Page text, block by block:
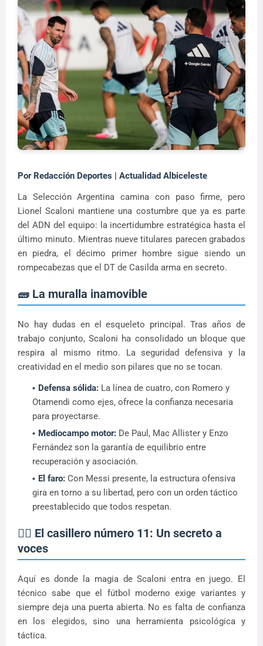
Por Redacción Deportes | Actualidad Albiceleste
La Selección Argentina camina con paso firme, pero
Lionel Scaloni mantiene una costumbre que ya es parte
del ADN del equipo: la incertidumbre estratégica hasta el
último minuto. Mientras nueve titulares parecen grabados
en piedra, el décimo primer hombre sigue siendo un
rompecabezas que el DT de Casilda arma en secreto.
🧱 La muralla inamovible
No hay dudas en el esqueleto principal. Tras años de
trabajo conjunto, Scaloni ha consolidado un bloque que
respira al mismo ritmo. La seguridad defensiva y la
creatividad en el medio son pilares que no se tocan.
Defensa sólida: La línea de cuatro, con Romero y
Otamendi como ejes, ofrece la confianza necesaria
para proyectarse.
Mediocampo motor: De Paul, Mac Allister y Enzo
Fernández son la garantía de equilibrio entre
recuperación y asociación.
El faro: Con Messi presente, la estructura ofensiva
gira en torno a su libertad, pero con un orden táctico
preestablecido que todos respetan.
🕵️‍♂️ El casillero número 11: Un secreto a
voces
Aquí es donde la magia de Scaloni entra en juego. El
técnico sabe que el fútbol moderno exige variantes y
siempre deja una puerta abierta. No es falta de confianza
en los elegidos, sino una herramienta psicológica y
táctica.